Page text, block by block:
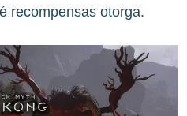
recompensas otorga.